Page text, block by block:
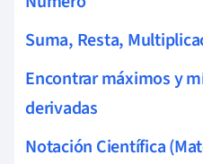
Suma, Resta,
Encontrar máximos y
derivadas
Notación Científica